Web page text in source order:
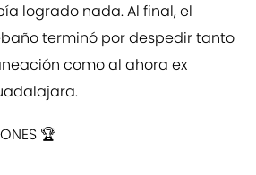
logrado nada. Al final, el
terminó por despedir tanto
como al ahora ex
🏆